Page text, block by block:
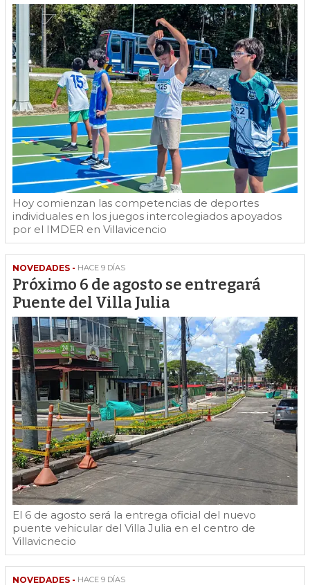
Hoy comienzan las competencias de deportes
individuales en los juegos intercolegiados apoyados
por el IMDER en Villavicencio
NOVEDADES - HACE 9 DÍAS
Próximo 6 de agosto se entregará
Puente del Villa Julia
El 6 de agosto será la entrega oficial del nuevo
puente vehicular del Villa Julia en el centro de
Villavicnecio
NOVEDADES - HACE 9 DÍAS